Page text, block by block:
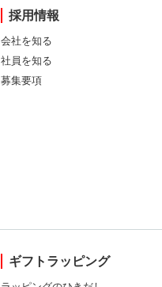
採用情報
会社を知る
社員を知る
募集要項
ギフトラッピング